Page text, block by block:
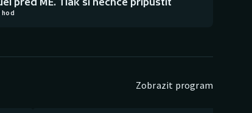
hod
Zobrazit program